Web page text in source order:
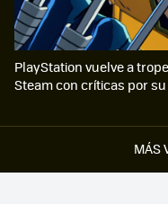
MÁS
PlayStation vuelve a
Steam con críticas por